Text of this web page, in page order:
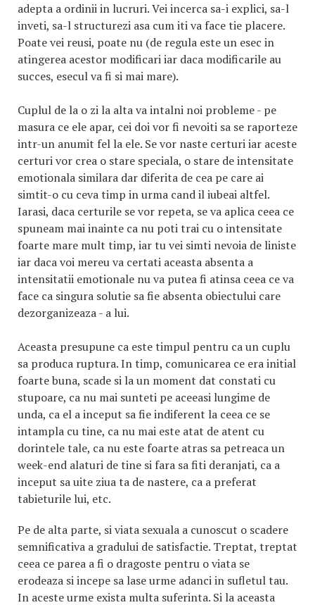
adepta a ordinii in lucruri. Vei incerca sa-i explici, sa-l
inveti, sa-l structurezi asa cum iti va face tie placere.
Poate vei reusi, poate nu (de regula este un esec in
atingerea acestor modificari iar daca modificarile au
succes, esecul va fi si mai mare).
Cuplul de la o zi la alta va intalni noi probleme - pe
masura ce ele apar, cei doi vor fi nevoiti sa se raporteze
intr-un anumit fel la ele. Se vor naste certuri iar aceste
certuri vor crea o stare speciala, o stare de intensitate
emotionala similara dar diferita de cea pe care ai
simtit-o cu ceva timp in urma cand il iubeai altfel.
Iarasi, daca certurile se vor repeta, se va aplica ceea ce
spuneam mai inainte ca nu poti trai cu o intensitate
foarte mare mult timp, iar tu vei simti nevoia de liniste
iar daca voi mereu va certati aceasta absenta a
intensitatii emotionale nu va putea fi atinsa ceea ce va
face ca singura solutie sa fie absenta obiectului care
dezorganizeaza - a lui.
Aceasta presupune ca este timpul pentru ca un cuplu
sa produca ruptura. In timp, comunicarea ce era initial
foarte buna, scade si la un moment dat constati cu
stupoare, ca nu mai sunteti pe aceeasi lungime de
unda, ca el a inceput sa fie indiferent la ceea ce se
intampla cu tine, ca nu mai este atat de atent cu
dorintele tale, ca nu este foarte atras sa petreaca un
week-end alaturi de tine si fara sa fiti deranjati, ca a
inceput sa uite ziua ta de nastere, ca a preferat
tabieturile lui, etc.
Pe de alta parte, si viata sexuala a cunoscut o scadere
semnificativa a gradului de satisfactie. Treptat, treptat
ceea ce parea a fi o dragoste pentru o viata se
erodeaza si incepe sa lase urme adanci in sufletul tau.
In aceste urme exista multa suferinta. Si la aceasta